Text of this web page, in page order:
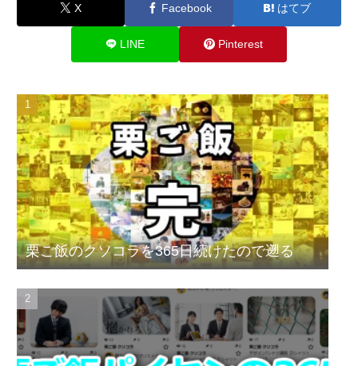
X Facebook はてブ
LINE Pinterest
栗ご飯のクソコラを365日続けたので遡る